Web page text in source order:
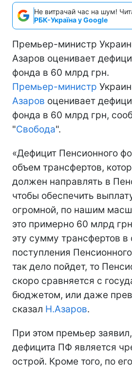
Не витрачай час на шум!
РБК-Україна у Google
Премьер-министр
Азаров оценивает
фонда в 60 млрд грн.
Премьер-министр
Азаров оценивает
фонда в 60 млрд грн,
"Свобода".
«Дефицит Пенсионного
объем трансфертов,
должен направлять в
чтобы обеспечить
огромной, по нашим
это примерно 60 млрд
эту сумму трансфертов в
поступления
так дело пойдет, то
скоро сравняется с
бюджетом, или даже
сказал Н.Азаров.
При этом премьер
дефицита ПФ является
острой. Кроме того, по